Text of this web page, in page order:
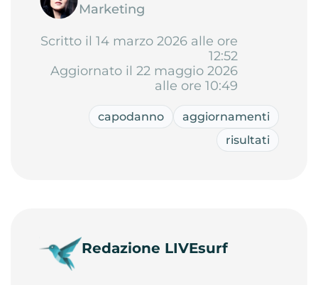
Marketing
Scritto il 14 marzo 2026 alle ore
12:52
Aggiornato il 22 maggio 2026
alle ore 10:49
capodanno
aggiornamenti
risultati
Redazione LIVEsurf